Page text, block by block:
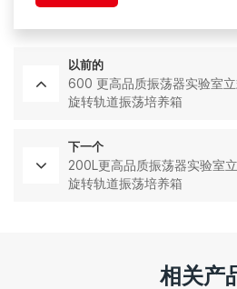
以前的
600 更高品质振荡器实验室
旋转轨道振荡培养箱
下一个
200L更高品质振荡器实验室
旋转轨道振荡培养箱
相关产